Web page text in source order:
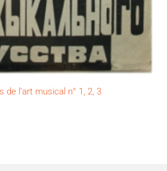
de l’art musical n° 1, 2, 3